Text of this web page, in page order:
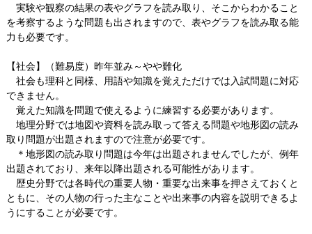
実験や観察の結果の表やグラフを読み取り、そこからわかること
を考察するような問題も出されますので、表やグラフを読み取る能
力も必要です。
【社会】（難易度）昨年並み～やや難化
社会も理科と同様、用語や知識を覚えただけでは入試問題に対応
できません。
覚えた知識を問題で使えるように練習する必要があります。
地理分野では地図や資料を読み取って答える問題や地形図の読み
取り問題が出題されますので注意が必要です。
＊地形図の読み取り問題は今年は出題されませんでしたが、例年
出題されており、来年以降出題される可能性があります。
歴史分野では各時代の重要人物・重要な出来事を押さえておくと
ともに、その人物の行った主なことや出来事の内容を説明できるよ
うにすることが必要です。